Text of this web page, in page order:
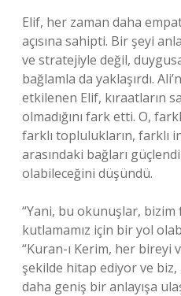
Elif, her zaman daha
açısına sahipti. Bir şeyi
ve stratejiyle değil,
bağlamla da yaklaşırdı.
etkilenen Elif, kıraatların
olmadığını fark etti. O,
farklı toplulukların, farklı
arasındaki bağları
olabileceğini düşündü.
“Yani, bu okunuşlar, bizim
kutlamamız için bir yol
“Kuran-ı Kerim, her
şekilde hitap ediyor ve
daha geniş bir anlayışa